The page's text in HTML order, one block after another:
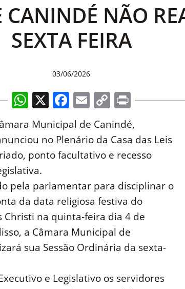
NÃO
SEXTA FEIRA
03/06/2026
WhatsApp
X Facebook
EmailCopy
Link
Print
Municipal de Canindé,
no Plenário da Casa das Leis
ponto facultativo e recesso
pela parlamentar para disciplinar o
da data religiosa festiva do
Christi na quinta-feira dia 4 de
a Câmara Municipal de
sua Sessão Ordinária da sexta-
e Legislativo os servidores